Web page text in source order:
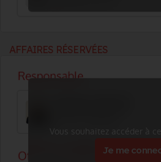
AFFAIRES RÉSERVÉES
Vous souhaitez accéder à
Je me